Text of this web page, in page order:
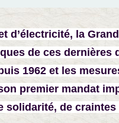
d’électricité, la
de ces dernières
1962 et les
premier mandat
solidarité, de craintes